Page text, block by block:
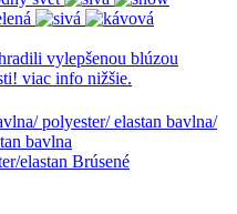
polyester/ elastan bavlna/
bavlna
elastan Brúsené